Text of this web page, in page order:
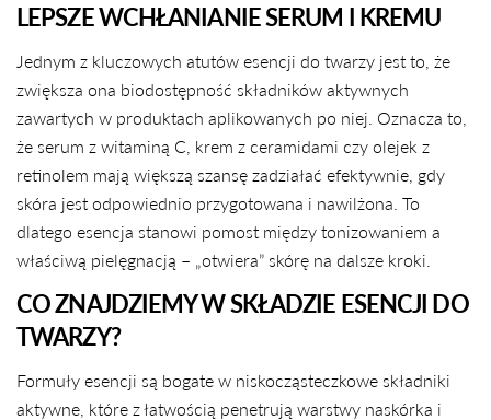
LEPSZE WCHŁANIANIE SERUM I KREMU
Jednym z kluczowych atutów esencji do twarzy jest to, że
zwiększa ona biodostępność składników aktywnych
zawartych w produktach aplikowanych po niej. Oznacza to,
że serum z witaminą C, krem z ceramidami czy olejek z
retinolem mają większą szansę zadziałać efektywnie, gdy
skóra jest odpowiednio przygotowana i nawilżona. To
dlatego esencja stanowi pomost między tonizowaniem a
właściwą pielęgnacją – „otwiera” skórę na dalsze kroki.
CO ZNAJDZIEMY W SKŁADZIE ESENCJI DO
TWARZY?
Formuły esencji są bogate w niskocząsteczkowe składniki
aktywne, które z łatwością penetrują warstwy naskórka i